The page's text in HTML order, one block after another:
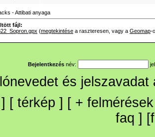
- Attibati anyaga
fájl:
(megtekintése a raszteresen, vagy a Geomap-
Bejelentkezés név:
és
] [ térkép ] [ + felmérések
faq ] [